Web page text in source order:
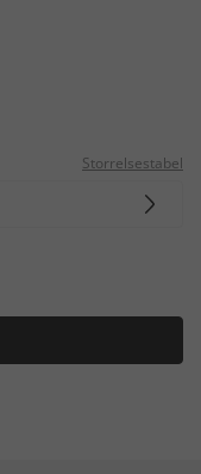
Storrelsestabel